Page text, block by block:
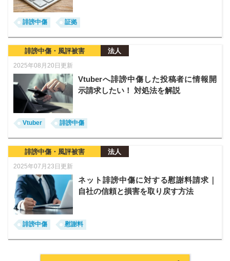
誹謗中傷 証拠
誹謗中傷・風評被害 法人
2025年08月20日更新
Vtuberへ誹謗中傷した投稿者に情報開
示請求したい！ 対処法を解説
Vtuber 誹謗中傷
誹謗中傷・風評被害 法人
2025年07月23日更新
ネット誹謗中傷に対する慰謝料請求｜
自社の信頼と損害を取り戻す方法
誹謗中傷 慰謝料